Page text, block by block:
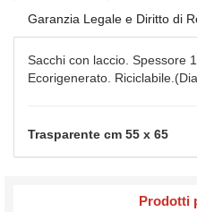
Garanzia Legale e Diritto di
Sacchi con laccio. Spessore
Ecorigenerato.
Trasparente cm 55 x 65
Prodotti